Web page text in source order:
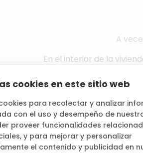
cookies en este sitio web
para recolectar y analizar
con el uso y desempeño de
proveer funcionalidades
y para mejorar y personalizar
el contenido y publicidad en
A
En el interior de la
Cloro
difícil que los vecinos vean la piscina